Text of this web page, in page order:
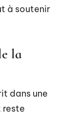
à soutenir
la
dans une
reste